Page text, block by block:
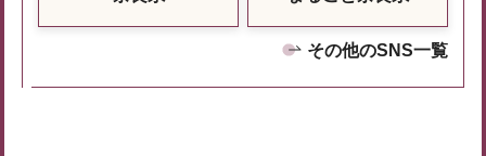
その他のSNS一覧